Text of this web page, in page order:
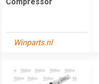
Winparts.nl